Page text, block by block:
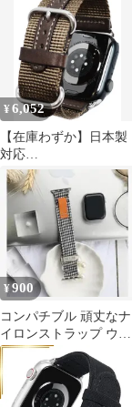
プルウォッチ専用 バン
ド Emitta エミッタ ベル
ト インディゴ ノンウォ
ッシュ Apple Watch 交
換 EDA-IO
¥6,052
【在庫わずか】日本製
対応
Ultra2/Ultra/10/9/8/7/6/5/
4/3/2/1 ベルト
(44mm/45mm/46mm/49
mm レザー ナイロン
watch apple カーキオリ
ーブ（穴革補強バージ
ョン）) 職人が最高の
付け心地を追求 バン
¥900
コンパチブル 頑丈なナ
イロンストラップ ウォ
ッチバンド 38/40/41mm